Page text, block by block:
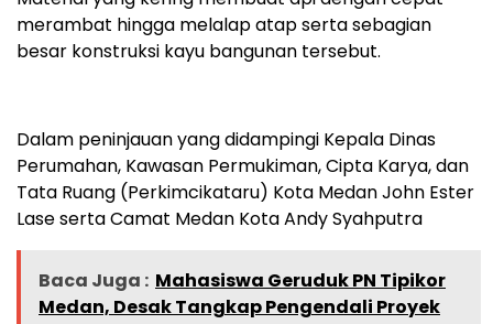
merambat hingga melalap atap serta sebagian
besar konstruksi kayu bangunan tersebut.
Dalam peninjauan yang didampingi Kepala Dinas
Perumahan, Kawasan Permukiman, Cipta Karya, dan
Tata Ruang (Perkimcikataru) Kota Medan John Ester
Lase serta Camat Medan Kota Andy Syahputra
Baca Juga : Mahasiswa Geruduk PN Tipikor
Medan, Desak Tangkap Pengendali Proyek